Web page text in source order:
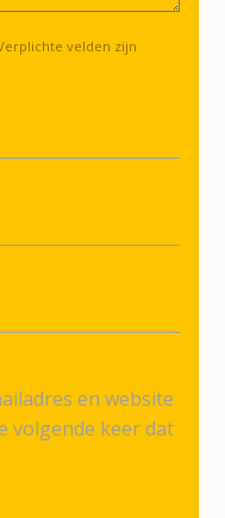
velden zijn
en website
volgende keer dat